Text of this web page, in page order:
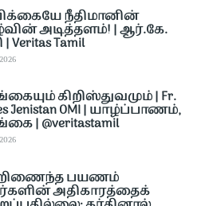
நீதிமானின்
அடித்தளம்! | ஆர்.கே.
Veritas Tamil
கிறிஸ்துவமும் | Fr.
Jenistan OMI | யாழ்ப்பாணம்,
| @veritastamil
பயணம்
அதிகாரத்தைக்